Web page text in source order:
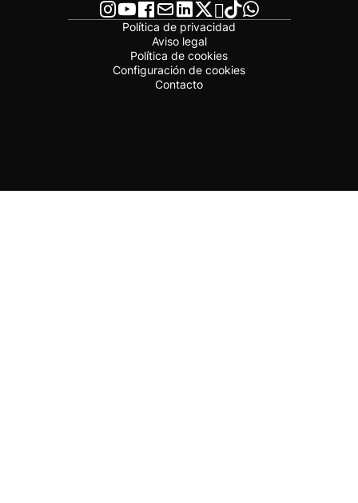
Política de privacidad
Aviso legal
Política de cookies
Configuración de cookies
Contacto